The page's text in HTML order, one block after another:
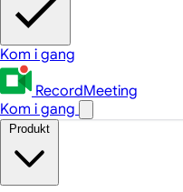
Kom i gang
RecordMeeting
Kom i gang